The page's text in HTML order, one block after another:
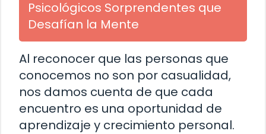
Psicológicos Sorprendentes que
Desafían la Mente
Al reconocer que las personas que
conocemos no son por casualidad,
nos damos cuenta de que cada
encuentro es una oportunidad de
aprendizaje y crecimiento personal.